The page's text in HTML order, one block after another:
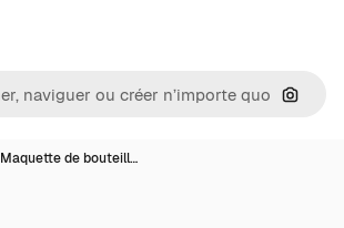
Maquette de bouteill…